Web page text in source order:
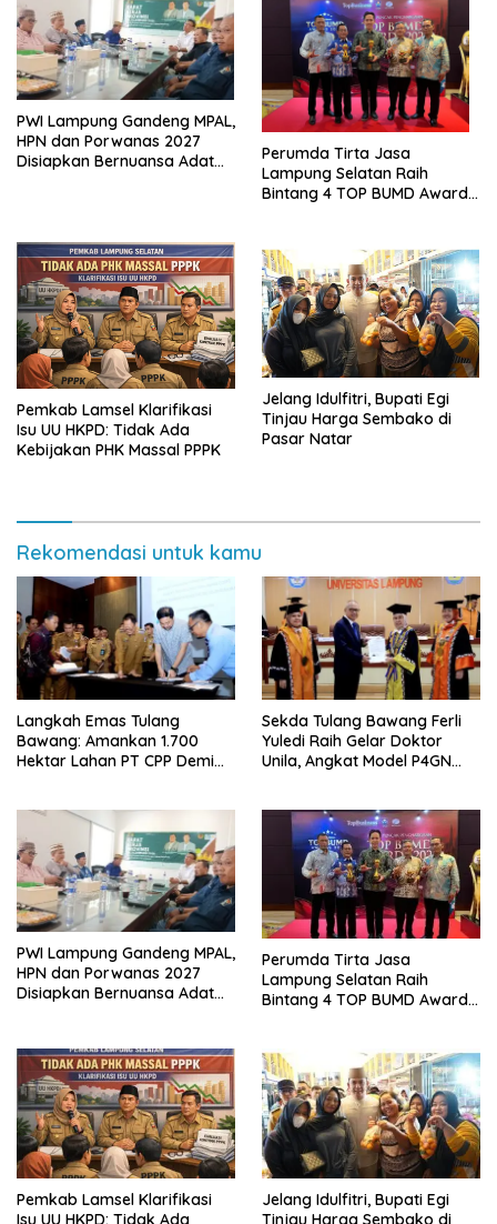
PWI Lampung Gandeng MPAL,
HPN dan Porwanas 2027
Disiapkan Bernuansa Adat
Perumda Tirta Jasa
Lampung Selatan Raih
Bintang 4 TOP BUMD Awards
Pemkab Lamsel Klarifikasi
Isu UU HKPD: Tidak Ada
Kebijakan PHK Massal PPPK
Jelang Idulfitri, Bupati Egi
Tinjau Harga Sembako di
Pasar Natar
Rekomendasi untuk kamu
Langkah Emas Tulang
Bawang: Amankan 1.700
Hektar Lahan PT CPP Demi
Sekda Tulang Bawang Ferli
Yuledi Raih Gelar Doktor
Unila, Angkat Model P4GN
PWI Lampung Gandeng MPAL,
HPN dan Porwanas 2027
Disiapkan Bernuansa Adat
Perumda Tirta Jasa
Lampung Selatan Raih
Bintang 4 TOP BUMD Awards
Pemkab Lamsel Klarifikasi
Isu UU HKPD: Tidak Ada
Jelang Idulfitri, Bupati Egi
Tinjau Harga Sembako di